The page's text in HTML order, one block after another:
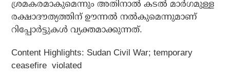
ശ്രമകരമാകുമെന്നും അതിനാല്‍ കടല്‍ മാര്‍ഗമുള്ള
രക്ഷാദൗത്യത്തിന് ഊന്നല്‍ നല്‍കുമെന്നുമാണ്
റിപ്പോര്‍ട്ടുകള്‍ വ്യക്തമാക്കുന്നത്.
Content Highlights: Sudan Civil War; temporary
ceasefire violated